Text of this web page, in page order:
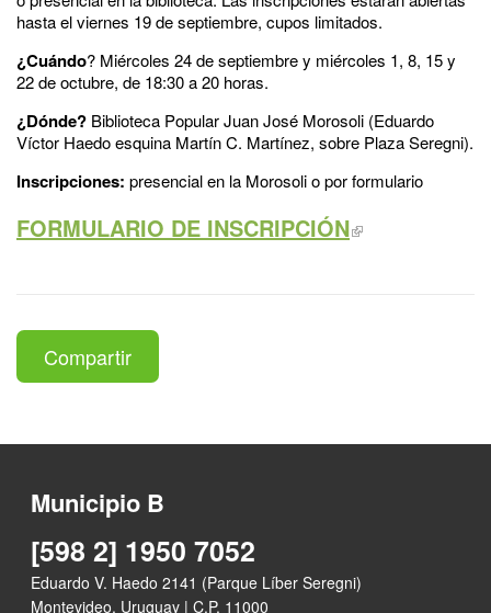
hasta el viernes 19 de septiembre, cupos limitados.
¿Cuándo? Miércoles 24 de septiembre y miércoles 1, 8, 15 y
22 de octubre, de 18:30 a 20 horas.
¿Dónde? Biblioteca Popular Juan José Morosoli (Eduardo
Víctor Haedo esquina Martín C. Martínez, sobre Plaza Seregni).
Inscripciones: presencial en la Morosoli o por formulario
FORMULARIO DE INSCRIPCIÓN
Compartir
Municipio B
[598 2] 1950 7052
Eduardo V. Haedo 2141 (Parque Líber Seregni)
Montevideo, Uruguay | C.P. 11000